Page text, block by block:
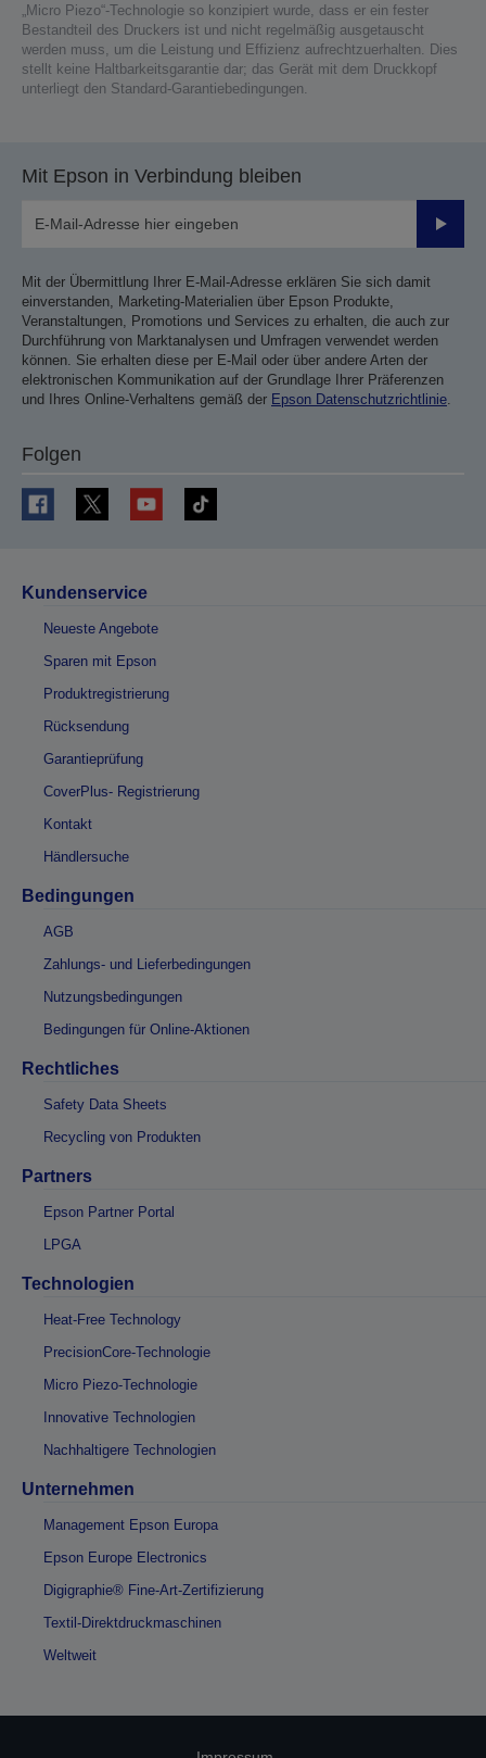
„Micro Piezo“-Technologie so konzipiert wurde, dass er ein fester
Bestandteil des Druckers ist und nicht regelmäßig ausgetauscht
werden muss, um die Leistung und Effizienz aufrechtzuerhalten. Dies
stellt keine Haltbarkeitsgarantie dar; das Gerät mit dem Druckkopf
unterliegt den Standard-Garantiebedingungen.
Mit Epson in Verbindung bleiben
Mit der Übermittlung Ihrer E-Mail-Adresse erklären Sie sich damit
einverstanden, Marketing-Materialien über Epson Produkte,
Veranstaltungen, Promotions und Services zu erhalten, die auch zur
Durchführung von Marktanalysen und Umfragen verwendet werden
können. Sie erhalten diese per E-Mail oder über andere Arten der
elektronischen Kommunikation auf der Grundlage Ihrer Präferenzen
und Ihres Online-Verhaltens gemäß der Epson Datenschutzrichtlinie.
Folgen
Kundenservice
Neueste Angebote
Sparen mit Epson
Produktregistrierung
Rücksendung
Garantieprüfung
CoverPlus- Registrierung
Kontakt
Händlersuche
Bedingungen
AGB
Zahlungs- und Lieferbedingungen
Nutzungsbedingungen
Bedingungen für Online-Aktionen
Rechtliches
Safety Data Sheets
Recycling von Produkten
Partners
Epson Partner Portal
LPGA
Technologien
Heat-Free Technology
PrecisionCore-Technologie
Micro Piezo-Technologie
Innovative Technologien
Nachhaltigere Technologien
Unternehmen
Management Epson Europa
Epson Europe Electronics
Digigraphie® Fine-Art-Zertifizierung
Textil-Direktdruckmaschinen
Weltweit